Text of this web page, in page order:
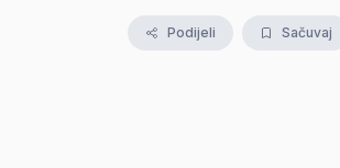
Podijeli Sačuvaj